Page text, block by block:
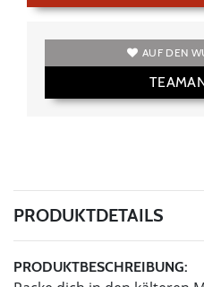
AUF DEN
PRODUKTDETAILS
PRODUKTBESCHREIBUNG: